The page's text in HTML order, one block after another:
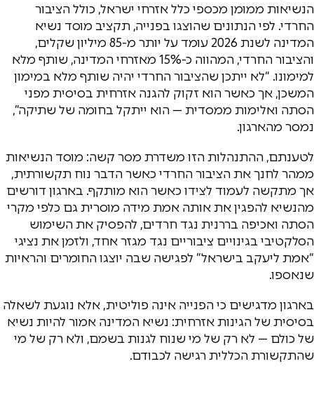
הנשיאות ממומן מכספי כלל אזרחי ישראל, כולל הציבור
החרדי. לפי הנתונים שהוצגו בפנייה, תקציב מוסד נשיא
המדינה לשנת 2026 עומד על יותר מ-85 מיליון שקלים,
והציבור החרדי, המהווה כ-15% מאזרחי המדינה, שותף מלא
למימונו. “לא ייתכן שהציבור החרדי יהיה שותף מלא במימון
המשכן, אך כאשר הוא זקוק להגנה אזרחית בסיסית מפני
הסתה ואלימות ממסדית — הוא ייתקל בחומה של שתיקה”,
נמסר מהארגון.
לטענתם, ההתנהלות הזו משדרת מסר קשה: מוסד הנשיאות
ממהר לחנך את הציבור החרדי כאשר הדבר נוח תקשורתית,
אך מתקשה לעמוד לצידו כאשר הוא מותקף. בארגון דורשים
מהנשיא להפגין את אותה אמת מידה מוסרית גם כלפי מקרי
הסתה ואכיפה בררנית נגד חרדים, להפסיק את השימוש
הסלקטיבי בגינויים ציבוריים נגד מגזר אחד, ולזמן את נציגי
“אמת ליעקב בישראל” לפגישה שבה יוצגו החומרים והראיות
שנאספו.
בארגון מדגישים כי הפנייה אינה פוליטית, אלא נוגעת לשאלה
בסיסית של הגינות אזרחית: נשיא המדינה אמור להיות נשיא
של כולם — לא רק של מי שנוח לגנות בשמם, ולא רק של מי
שהתקשורת הכללית רגישה לכבודם.